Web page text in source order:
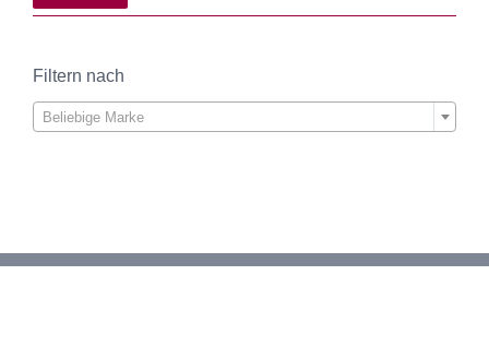
Filtern nach
Beliebige Marke